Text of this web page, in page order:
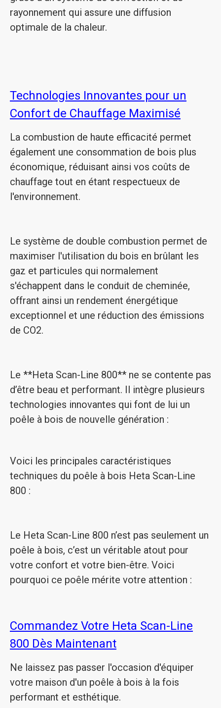
rayonnement qui assure une diffusion
optimale de la chaleur.
Technologies Innovantes pour un
Confort de Chauffage Maximisé
La combustion de haute efficacité permet
également une consommation de bois plus
économique, réduisant ainsi vos coûts de
chauffage tout en étant respectueux de
l'environnement.
Le système de double combustion permet de
maximiser l'utilisation du bois en brûlant les
gaz et particules qui normalement
s'échappent dans le conduit de cheminée,
offrant ainsi un rendement énergétique
exceptionnel et une réduction des émissions
de CO2.
Le **Heta Scan-Line 800** ne se contente pas
d’être beau et performant. Il intègre plusieurs
technologies innovantes qui font de lui un
poêle à bois de nouvelle génération :
Voici les principales caractéristiques
techniques du poêle à bois Heta Scan-Line
800 :
Le Heta Scan-Line 800 n’est pas seulement un
poêle à bois, c’est un véritable atout pour
votre confort et votre bien-être. Voici
pourquoi ce poêle mérite votre attention :
Commandez Votre Heta Scan-Line
800 Dès Maintenant
Ne laissez pas passer l'occasion d'équiper
votre maison d'un poêle à bois à la fois
performant et esthétique.